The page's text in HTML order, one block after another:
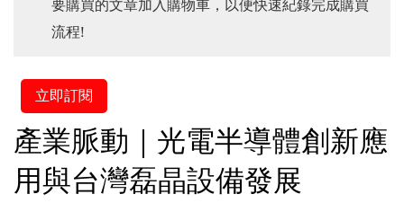
要購買的文章加入購物車，以便快速紀錄完成購買
流程!
立即訂閱
產業脈動｜光電半導體創新應
用與台灣磊晶設備發展